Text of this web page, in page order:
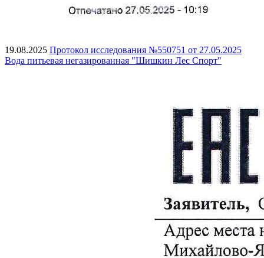
19.08.2025 Протокол исследования №550751 от 27.05.2025
Вода питьевая негазированная "Шишкин Лес Спорт"